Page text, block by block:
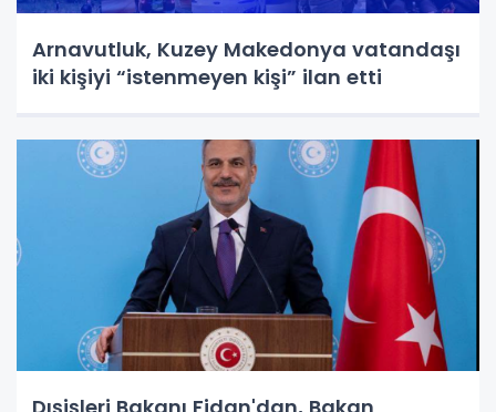
Arnavutluk, Kuzey Makedonya vatandaşı
iki kişiyi “istenmeyen kişi” ilan etti
Dışişleri Bakanı Fidan'dan, Bakan